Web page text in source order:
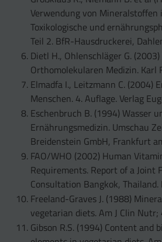
Verwendung von
Toxikologische und
Teil 2. BfR-Hausdruckerei,
Dietl H., Ohlenschläger G.
Orthomolekularen Medizin. Karl
Elmadfa I., Leitzmann C. (2004)
Menschen. 4. Auflage. Verlag
Eschenbruch B. (1994) Wasser
Ernährungsmedizin. Umschau
Breidenstein GmbH, Frankfurt
FAO/WHO (2002) Human
Requirements. Report of a Joint
Consultation Bangkok, Thailand.
Freeland-Graves J. (1988)
vegetarian diets. Am J Clin
Gibson R.S. (1994) Content and